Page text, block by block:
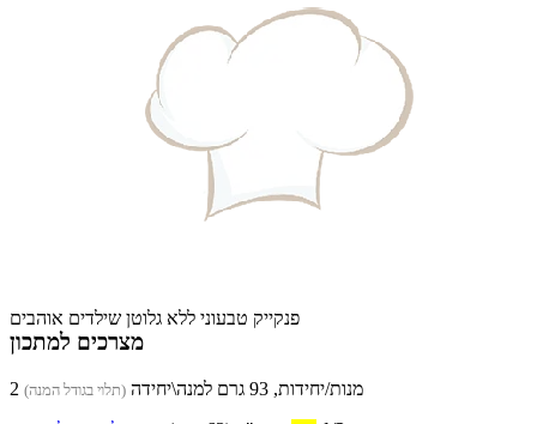
פנקייק טבעוני ללא גלוטן שילדים אוהבים
מצרכים למתכון
2 מנות/יחידות, 93 גרם למנה\יחידה (תלוי בגודל המנה)